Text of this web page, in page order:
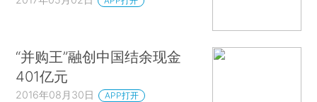
“并购王”融创中国结余现金
401亿元
2016年08月30日 APP打开